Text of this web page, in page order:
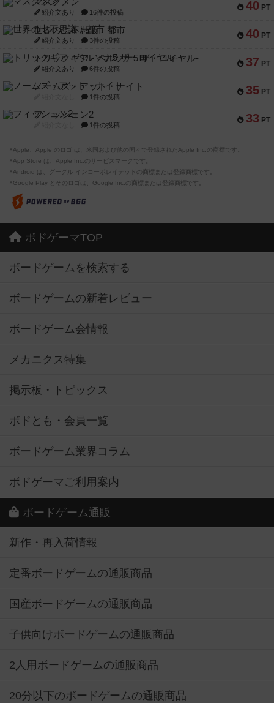
40 PT
紹介文あり 16件の投稿
40 PT
世界の七不思議：都市
紹介文あり 3件の投稿
37 PT
トリックギア - ペルソナ5 ザ・ロイヤル-
紹介文あり 6件の投稿
35 PT
ノームズ・アット・ナイト
1件の投稿
33 PT
フィッシェン2
1件の投稿
※Apple、Apple のロゴ は、米国および他の国々で登録されたApple Inc.の商標です。
※App Store は、Apple Inc.のサービスマークです。
※Android は、グーグル インコーポレイテッドの商標または登録商標です。
※Google Play とそのロゴは、Google Inc.の商標または登録商標です。
ボドゲーマTOP
ボードゲームを検索する
ボードゲームの新着レビュー
ボードゲーム会情報
メカニクス特集
掲示板・トピックス
ボドとも・会員一覧
ボードゲーム業界コラム
ボドゲーマご利用案内
ボードゲーム通販
新作・再入荷情報
定番ボードゲームの通販商品
国産ボードゲームの通販商品
子供向けボードゲームの通販商品
2人用ボードゲームの通販商品
20分以下のボードゲームの通販商品